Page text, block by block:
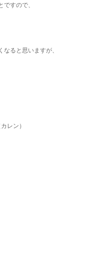
すので、
ると思いますが、
）